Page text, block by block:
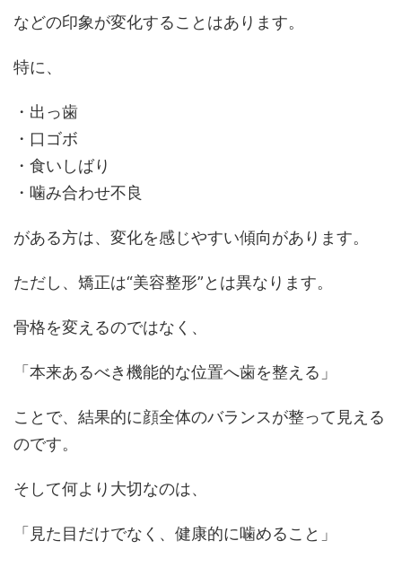
などの印象が変化することはあります。
特に、
・出っ歯
・口ゴボ
・食いしばり
・噛み合わせ不良
がある方は、変化を感じやすい傾向があります。
ただし、矯正は“美容整形”とは異なります。
骨格を変えるのではなく、
「本来あるべき機能的な位置へ歯を整える」
ことで、結果的に顔全体のバランスが整って見える
のです。
そして何より大切なのは、
「見た目だけでなく、健康的に噛めること」